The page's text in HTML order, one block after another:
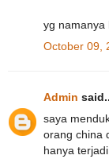
yg namanya
October 09,
Admin
saya
orang china
hanya